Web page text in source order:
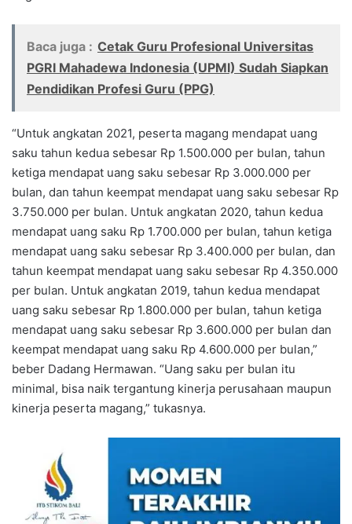
Baca juga : Cetak Guru Profesional Universitas
PGRI Mahadewa Indonesia (UPMI) Sudah Siapkan
Pendidikan Profesi Guru (PPG)
“Untuk angkatan 2021, peserta magang mendapat uang
saku tahun kedua sebesar Rp 1.500.000 per bulan, tahun
ketiga mendapat uang saku sebesar Rp 3.000.000 per
bulan, dan tahun keempat mendapat uang saku sebesar Rp
3.750.000 per bulan. Untuk angkatan 2020, tahun kedua
mendapat uang saku Rp 1.700.000 per bulan, tahun ketiga
mendapat uang saku sebesar Rp 3.400.000 per bulan, dan
tahun keempat mendapat uang saku sebesar Rp 4.350.000
per bulan. Untuk angkatan 2019, tahun kedua mendapat
uang saku sebesar Rp 1.800.000 per bulan, tahun ketiga
mendapat uang saku sebesar Rp 3.600.000 per bulan dan
keempat mendapat uang saku Rp 4.600.000 per bulan,”
beber Dadang Hermawan. “Uang saku per bulan itu
minimal, bisa naik tergantung kinerja perusahaan maupun
kinerja peserta magang,” tukasnya.